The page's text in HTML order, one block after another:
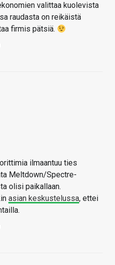
valittaa kuolevista
raudasta on reikäistä
firmis pätsiä.
ilmaantuu ties
Meltdown/Spectre-
olisi paikallaan.
asian keskustelussa, ettei